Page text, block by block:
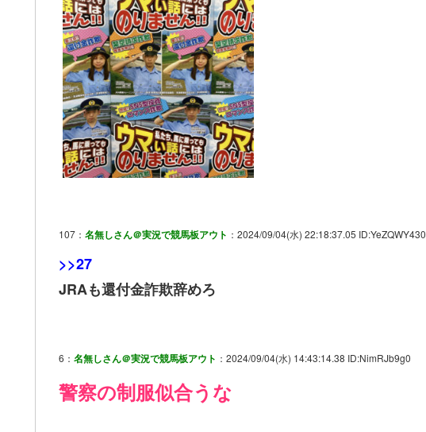
107： 名無しさん＠実況で競馬板アウト ：2024/09/04(水) 22:18:37.05 ID:YeZQWY430
>>27
JRAも還付金詐欺辞めろ
6： 名無しさん＠実況で競馬板アウト ：2024/09/04(水) 14:43:14.38 ID:NimRJb9g0
警察の制服似合うな